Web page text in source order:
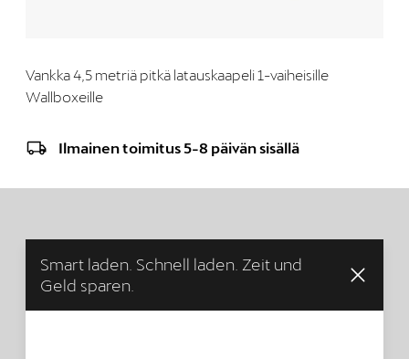
Vankka 4,5 metriä pitkä latauskaapeli 1-vaiheisille
Wallboxeille
Ilmainen toimitus 5-8 päivän sisällä
Smart laden. Schnell laden. Zeit und
Geld sparen.